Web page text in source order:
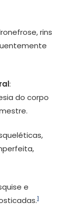
rins
:
do corpo
e
1